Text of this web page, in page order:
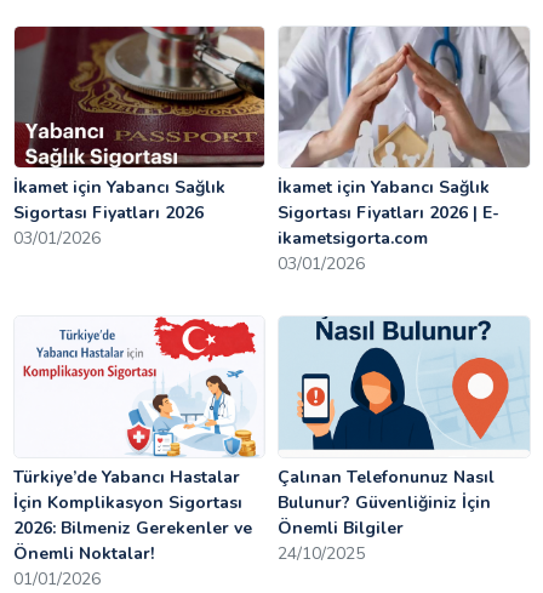
İkamet için Yabancı Sağlık
Sigortası Fiyatları 2026
03/01/2026
İkamet için Yabancı Sağlık
Sigortası Fiyatları 2026 | E-
ikametsigorta.com
03/01/2026
Türkiye’de Yabancı Hastalar
İçin Komplikasyon Sigortası
2026: Bilmeniz Gerekenler ve
Önemli Noktalar!
01/01/2026
Çalınan Telefonunuz Nasıl
Bulunur? Güvenliğiniz İçin
Önemli Bilgiler
24/10/2025